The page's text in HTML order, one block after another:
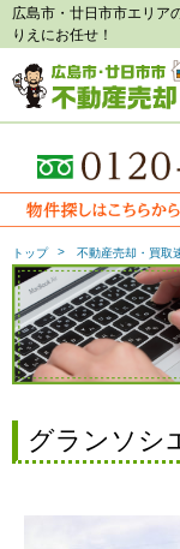
広島市・廿日市市エリア
りえにお任せ！
トップ 不動産売却・買取
グランソシ